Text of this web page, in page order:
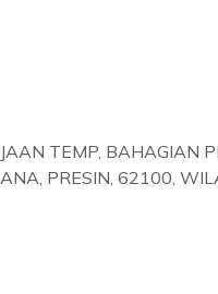
TEMP, BAHAGIAN
PRESIN, 62100,